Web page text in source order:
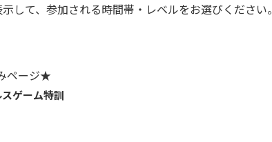
して、参加される時間帯・レベルをお選びください。
ページ★
ゲーム特訓